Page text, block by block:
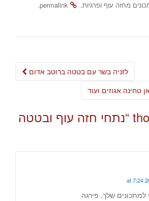
מחזה עוף ופרגיות.
permalink
.
Post
לזניה בשר עם בטטה ברוטב אדום
נתחי חזה עוף ובטטה
שלך, פירגה